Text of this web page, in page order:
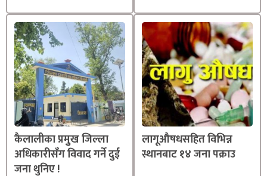
कैलालीका प्रमुुख जिल्ला
अधिकारीसँग विवाद गर्ने दुई
जना थुनिए !
लागूऔषधसहित विभिन्न
स्थानबाट १४ जना पक्राउ